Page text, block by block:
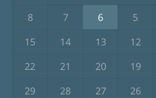
5
6
7
8
12
13
14
15
19
20
21
22
26
27
28
29